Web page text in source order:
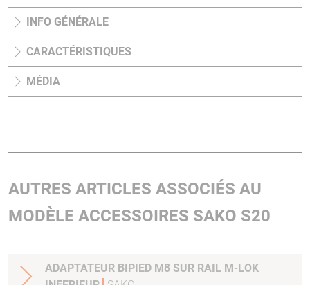
INFO GÉNÉRALE
CARACTÉRISTIQUES
MÉDIA
AUTRES ARTICLES ASSOCIÉS AU
MODÈLE ACCESSOIRES SAKO S20
ADAPTATEUR BIPIED M8 SUR RAIL M-LOK